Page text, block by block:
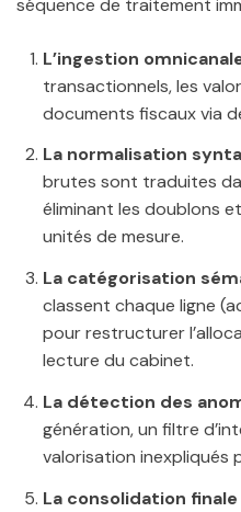
L’ingestion
transactionnels, les
documents fiscaux via
La normalisation
brutes sont traduites
éliminant les doublons
unités de mesure.
La catégorisation
classent chaque ligne
pour restructurer
lecture du cabinet.
La détection des
génération, un filtre
valorisation inexpliqués
La consolidation finale